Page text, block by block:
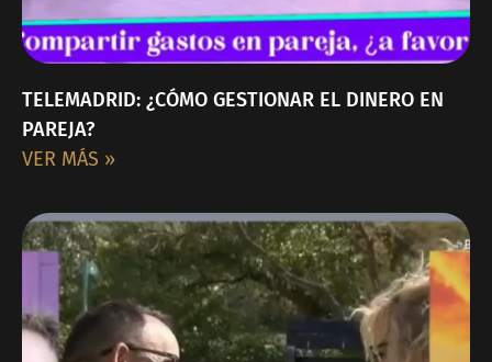
TELEMADRID: ¿CÓMO GESTIONAR EL DINERO EN
PAREJA?​
VER MÁS »